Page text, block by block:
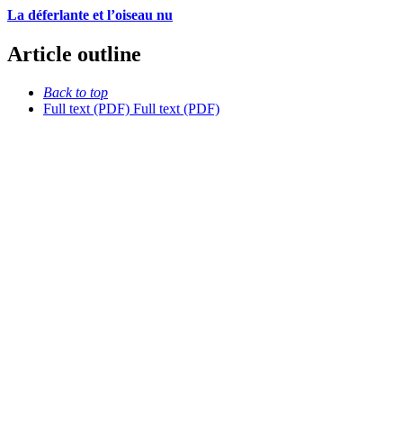
La déferlante et l’oiseau nu
Article outline
Back to top
Full text (PDF) Full text (PDF)